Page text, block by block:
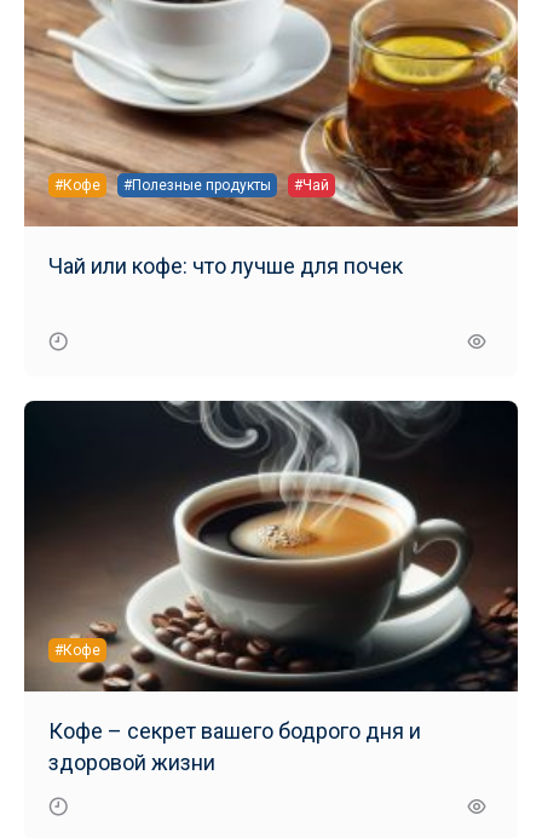
#Кофе #Полезные продукты #Чай
Чай или кофе: что лучше для почек
#Кофе
Кофе – секрет вашего бодрого дня и
здоровой жизни